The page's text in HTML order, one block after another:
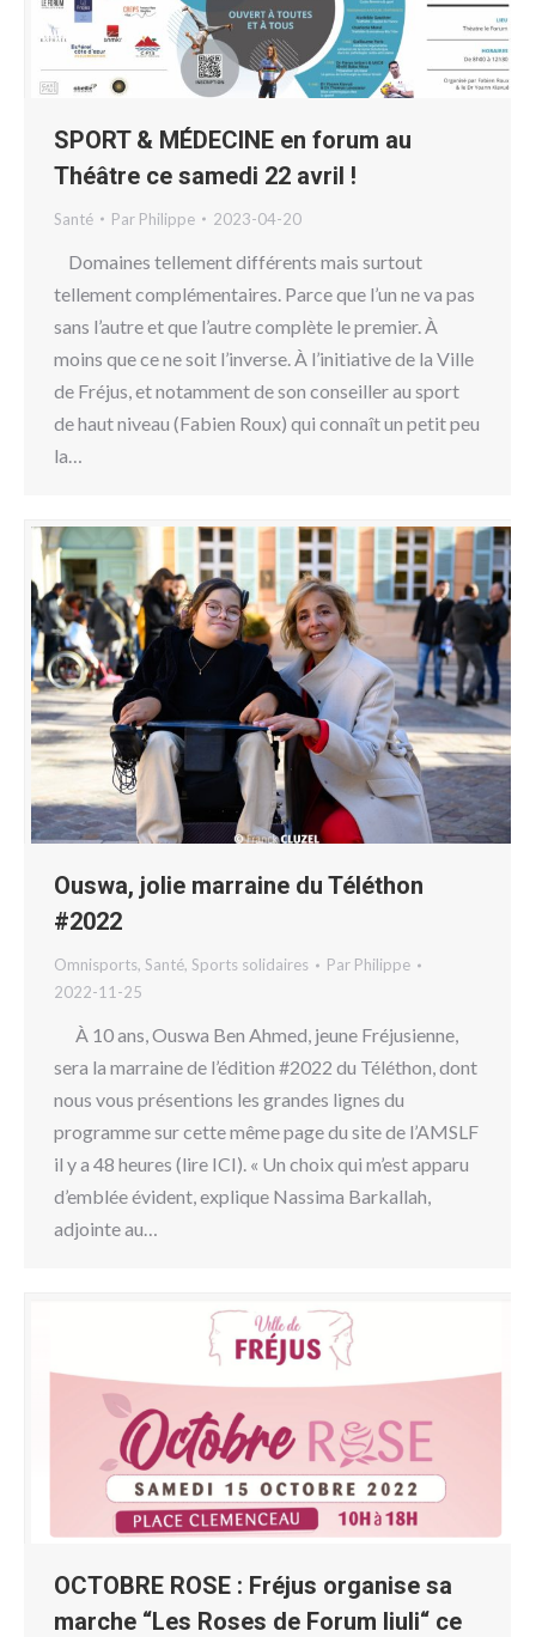
SPORT & MÉDECINE en forum au
Théâtre ce samedi 22 avril !
Santé Par Philippe 2023-04-20
Domaines tellement différents mais surtout
tellement complémentaires. Parce que l’un ne va pas
sans l’autre et que l’autre complète le premier. À
moins que ce ne soit l’inverse. À l’initiative de la Ville
de Fréjus, et notamment de son conseiller au sport
de haut niveau (Fabien Roux) qui connaît un petit peu
la…
Ouswa, jolie marraine du Téléthon
#2022
Omnisports, Santé, Sports solidaires Par Philippe
2022-11-25
À 10 ans, Ouswa Ben Ahmed, jeune Fréjusienne,
sera la marraine de l’édition #2022 du Téléthon, dont
nous vous présentions les grandes lignes du
programme sur cette même page du site de l’AMSLF
il y a 48 heures (lire ICI). « Un choix qui m’est apparu
d’emblée évident, explique Nassima Barkallah,
adjointe au…
OCTOBRE ROSE : Fréjus organise sa
marche “Les Roses de Forum Iiuli“ ce